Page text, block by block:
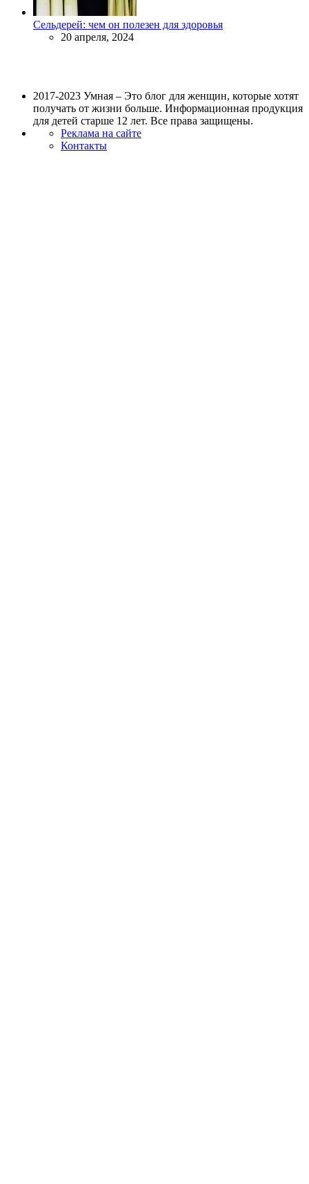
Сельдерей: чем он полезен для здоровья
20 апреля, 2024
2017-2023 Умная – Это блог для женщин, которые хотят
получать от жизни больше. Информационная продукция
для детей старше 12 лет. Все права защищены.
Реклама на сайте
Контакты